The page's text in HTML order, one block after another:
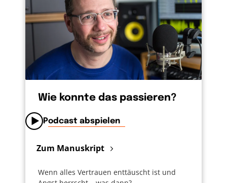
Wie konnte das passieren?
Podcast abspielen
Zum Manuskript
Wenn alles Vertrauen enttäuscht ist und